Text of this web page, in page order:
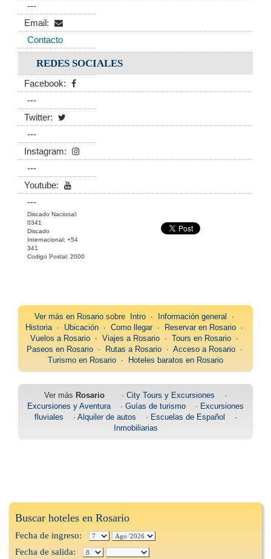
---
Email:
Contacto
REDES SOCIALES
Facebook:
---
Twitter:
---
Instagram:
---
Youtube:
---
Discado Nacional:
0341
Discado
Internacional: +54
341
Codigo Postal: 2000
Ver más en Rosario sobre Intro ∙ Información general
∙
Historia∙ Ubicación ∙ Como llegar∙ Reservar en Rosario ∙
Vuelos a Rosario ∙ Viajes a Rosario ∙ Tours en Rosario ∙
Paseos en Rosario∙ Rutas a Rosario∙ Acceso a Rosario∙
Turismo en Rosario ∙ Hoteles baratos en Rosario
Ver más Rosario · City Tours y Excursiones ·
Excursiones y Aventura· Guías de turismo · Excursiones
fluviales · Alquiler de autos · Escuelas de Español
·
Inmobiliarias
Buscar hoteles en Rosario
Fecha de ingreso:
Fecha de salida: